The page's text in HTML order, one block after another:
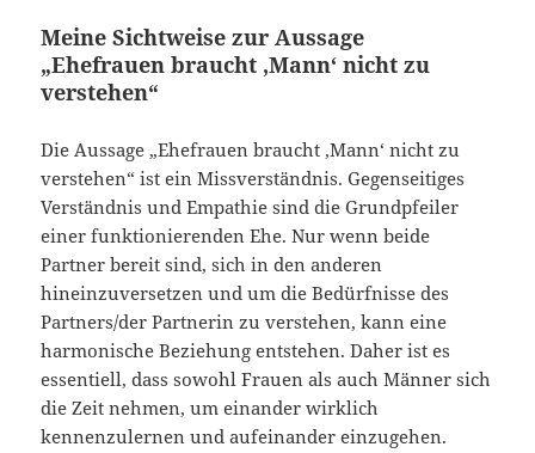
Meine Sichtweise zur Aussage
„Ehefrauen braucht ‚Mann‘ nicht zu
verstehen“
Die Aussage „Ehefrauen braucht ‚Mann‘ nicht zu
verstehen“ ist ein Missverständnis. Gegenseitiges
Verständnis und Empathie sind die Grundpfeiler
einer funktionierenden Ehe. Nur wenn beide
Partner bereit sind, sich in den anderen
hineinzuversetzen und um die Bedürfnisse des
Partners/der Partnerin zu verstehen, kann eine
harmonische Beziehung entstehen. Daher ist es
essentiell, dass sowohl Frauen als auch Männer sich
die Zeit nehmen, um einander wirklich
kennenzulernen und aufeinander einzugehen.